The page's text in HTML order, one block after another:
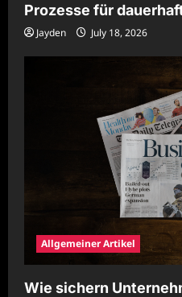
Prozesse für
Jayden July 18, 2026
Allgemeiner Artikel
Wie sichern